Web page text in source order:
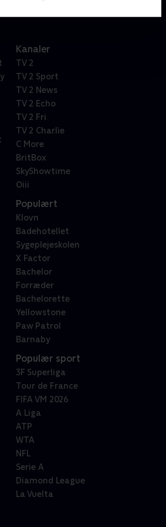
Kanaler
TV 2
TV 2 Sport
TV 2 News
TV 2 Echo
TV 2 Fri
TV 2 Charlie
C More
BritBox
SkyShowtime
Oiii
Populært
Klovn
Badehotellet
Sygeplejeskolen
X Factor
Bachelor
Forræder
Bachelorette
Yellowstone
Paw Patrol
Barnaby
Populær sport
3F Superliga
Tour de France
FIFA VM 2026
A Liga
ATP
WTA
NFL
Serie A
Diamond League
La Vuelta